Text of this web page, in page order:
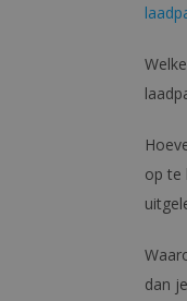
op te
dan